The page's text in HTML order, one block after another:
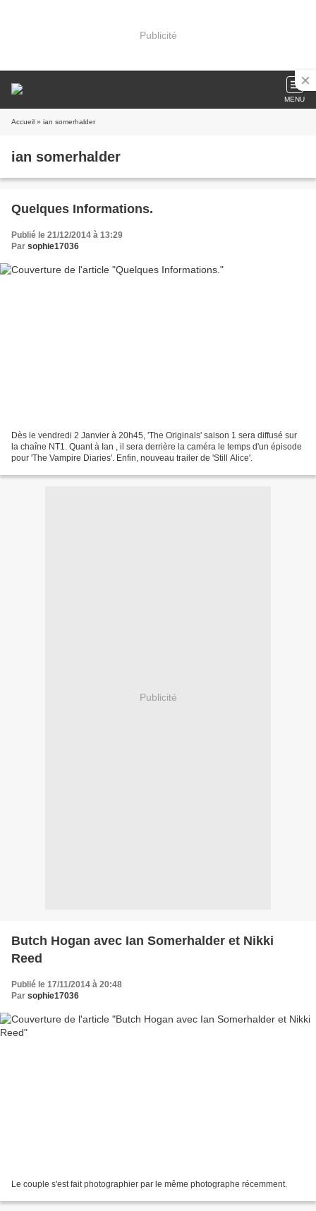
Publicité
MENU
Accueil » ian somerhalder
ian somerhalder
Quelques Informations.
Publié le 21/12/2014 à 13:29
Par sophie17036
Dès le vendredi 2 Janvier à 20h45, 'The Originals' saison 1 sera diffusé sur
la chaîne NT1. Quant à Ian , il sera derrière la caméra le temps d'un épisode
pour 'The Vampire Diaries'. Enfin, nouveau trailer de 'Still Alice'.
Publicité
Butch Hogan avec Ian Somerhalder et Nikki
Reed
Publié le 17/11/2014 à 20:48
Par sophie17036
Le couple s'est fait photographier par le même photographe récemment.